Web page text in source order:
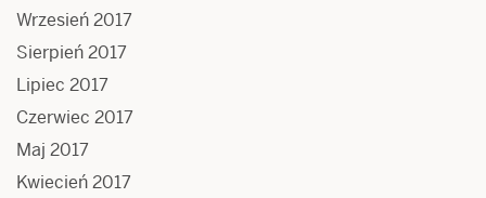
Wrzesień 2017
Sierpień 2017
Lipiec 2017
Czerwiec 2017
Maj 2017
Kwiecień 2017